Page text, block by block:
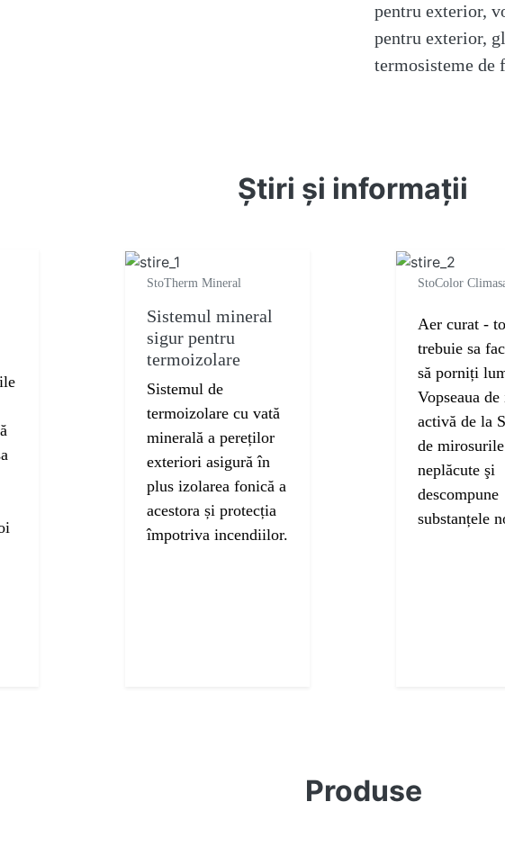
pentru exterior,
pentru exterior,
termosisteme de
Ştiri şi informații
StoTherm Mineral
Sistemul mineral
sigur pentru
termoizolare
Sistemul de
termoizolare cu vată
minerală a pereților
exteriori asigură în
plus izolarea fonică a
acestora și protecția
împotriva incendiilor.
StoColor
Aer curat -
trebuie sa
să porniți
Vopseaua
activă de la
de mirosurile
neplăcute şi
descompune
substanțele
Produse